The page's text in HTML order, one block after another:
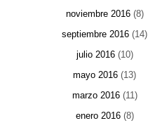
noviembre 2016(8)
septiembre 2016 (14)
julio 2016(10)
mayo 2016 (13)
marzo 2016(11)
enero 2016(8)